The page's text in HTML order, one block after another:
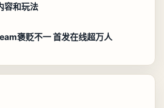
容和玩法
褒贬不一 首发在线超万人